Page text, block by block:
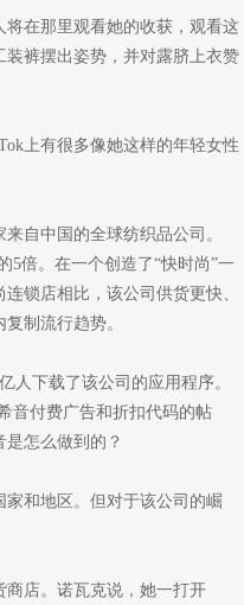
在那里观看她的收获，观看这
裤摆出姿势，并对露脐上衣赞
上有很多像她这样的年轻女性
自中国的全球纺织品公司。
5倍。在一个创造了“快时尚”一
锁店相比，该公司供货更快、
制流行趋势。
人下载了该公司的应用程序。
音付费广告和折扣代码的帖
怎么做到的？
和地区。但对于该公司的崛
店。诺瓦克说，她一打开